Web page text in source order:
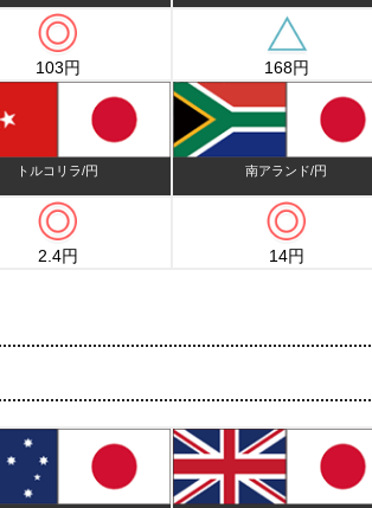
103円 168円
トルコリラ/円 南アランド/円
2.4円 14円